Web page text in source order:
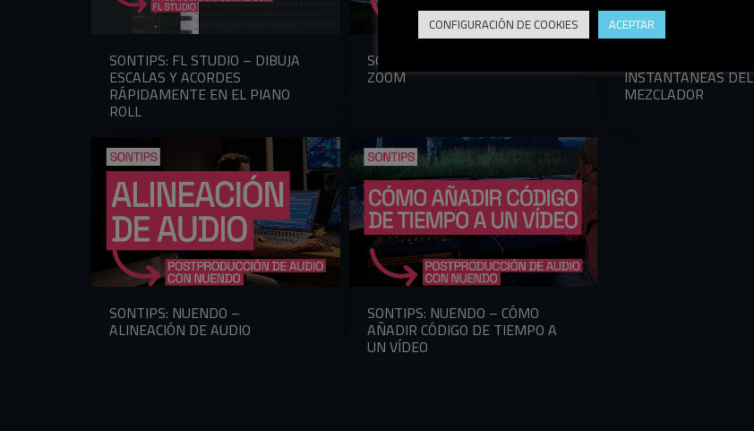
SONTIPS: FL STUDIO – DIBUJA
ESCALAS Y ACORDES
RÁPIDAMENTE EN EL PIANO
ROLL
SONTIPS: NUENDO – TIPOS DE
ZOOM INSTANTÁNEAS DEL
MEZCLADOR
SONTIPS: NUENDO –
ALINEACIÓN DE AUDIO
SONTIPS: NUENDO – CÓMO
AÑADIR CÓDIGO DE TIEMPO A
UN VÍDEO
CONFIGURACIÓN DE COOKIES ACEPTAR